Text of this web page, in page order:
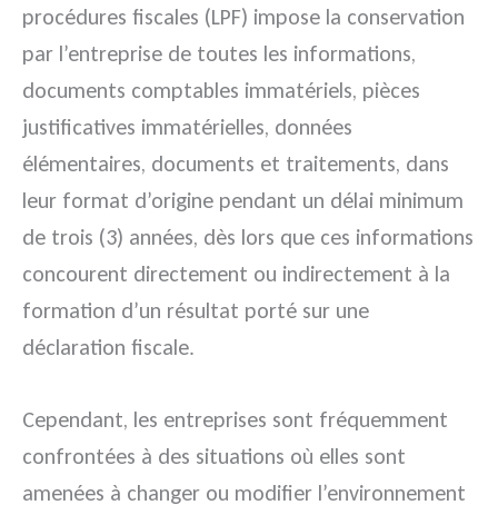
procédures fiscales (LPF) impose la conservation
par l’entreprise de toutes les informations,
documents comptables immatériels, pièces
justificatives immatérielles, données
élémentaires, documents et traitements, dans
leur format d’origine pendant un délai minimum
de trois (3) années, dès lors que ces informations
concourent directement ou indirectement à la
formation d’un résultat porté sur une
déclaration fiscale.
Cependant, les entreprises sont fréquemment
confrontées à des situations où elles sont
amenées à changer ou modifier l’environnement